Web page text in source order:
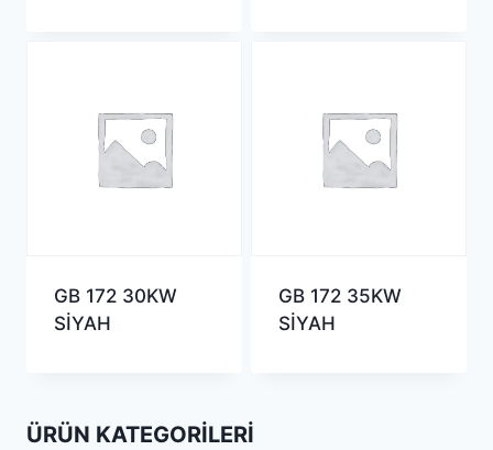
GB 172 30KW
SİYAH
GB 172 35KW
SİYAH
ÜRÜN KATEGORILERI